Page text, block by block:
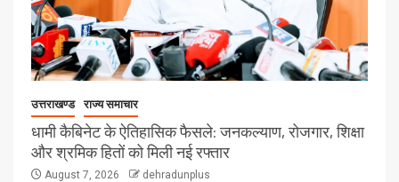
उत्तराखण्ड राज्य समाचार
धामी कैबिनेट के ऐतिहासिक फैसले: जनकल्याण, रोजगार, शिक्षा
और श्रमिक हितों को मिली नई रफ्तार
August 7, 2026 dehradunplus